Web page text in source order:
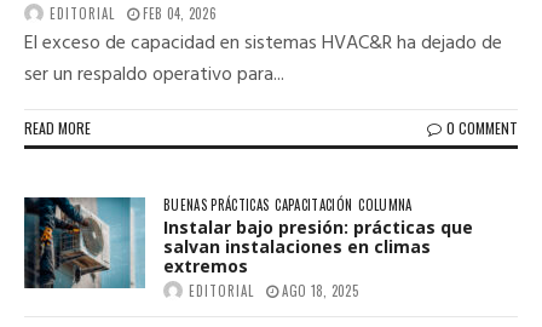
EDITORIAL FEB 04, 2026
El exceso de capacidad en sistemas HVAC&R ha dejado de
ser un respaldo operativo para...
READ MORE 0 COMMENT
BUENAS PRÁCTICAS CAPACITACIÓN COLUMNA
Instalar bajo presión: prácticas que
salvan instalaciones en climas
extremos
EDITORIAL AGO 18, 2025